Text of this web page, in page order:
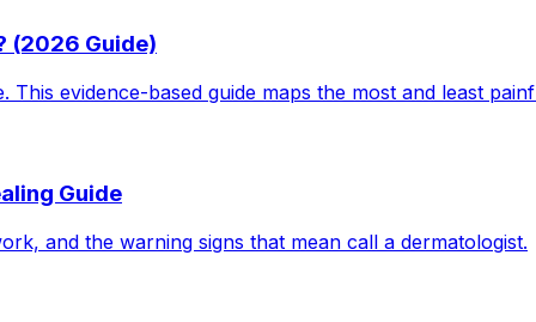
(2026 Guide)
evidence-based guide maps the most and least
Guide
and the warning signs that mean call a dermatologist.